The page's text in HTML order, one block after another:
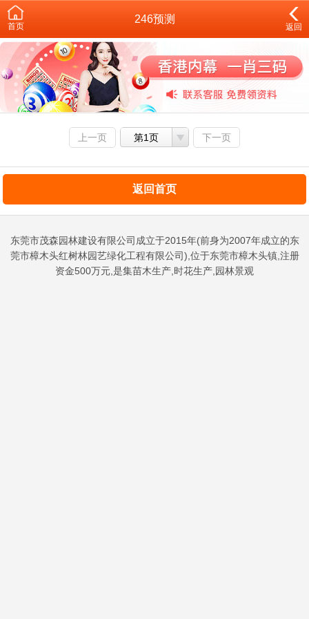
首页
246预测
返回
上一页 第1页 下一页
返回首页
东莞市茂森园林建设有限公司成立于2015年(前身为2007年成立的东
莞市樟木头红树林园艺绿化工程有限公司),位于东莞市樟木头镇,注册
资金500万元,是集苗木生产,时花生产,园林景观